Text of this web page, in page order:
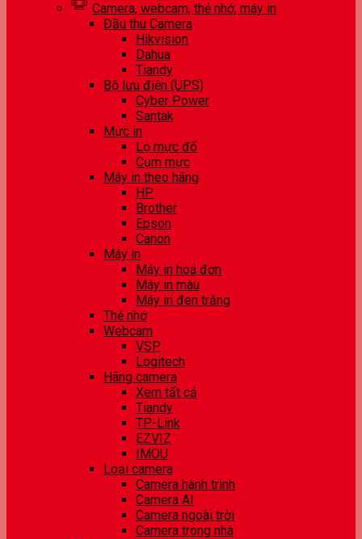
Camera, webcam, thẻ nhớ, máy in
Đầu thu Camera
Hikvision
Dahua
Tiandy
Bộ lưu điện (UPS)
Cyber Power
Santak
Mực in
Lọ mực đổ
Cụm mực
Máy in theo hãng
HP
Brother
Epson
Canon
Máy in
Máy in hoá đơn
Máy in màu
Máy in đen trắng
Thẻ nhớ
Webcam
VSP
Logitech
Hãng camera
Xem tất cả
Tiandy
TP-Link
EZVIZ
IMOU
Loại camera
Camera hành trình
Camera AI
Camera ngoài trời
Camera trong nhà